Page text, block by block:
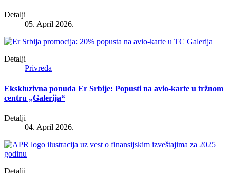
Detalji
05. April 2026.
Detalji
Privreda
Ekskluzivna ponuda Er Srbije: Popusti na avio-karte u tržnom
centru „Galerija“
Detalji
04. April 2026.
Detalji